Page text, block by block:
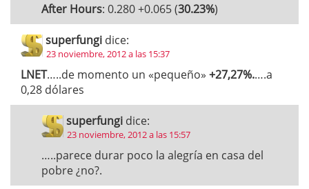
After Hours: 0.280 +0.065 (30.23%)
superfungi dice:
23 noviembre, 2012 a las 15:37
LNET…..de momento un «pequeño» +27,27%.….a
0,28 dólares
superfungi dice:
23 noviembre, 2012 a las 15:57
…..parece durar poco la alegría en casa del
pobre ¿no?.